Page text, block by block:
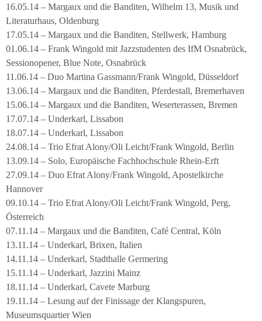
16.05.14 – Margaux und die Banditen, Wilhelm 13, Musik und
Literaturhaus, Oldenburg
17.05.14 – Margaux und die Banditen, Stellwerk, Hamburg
01.06.14 – Frank Wingold mit Jazzstudenten des IfM Osnabrück,
Sessionopener, Blue Note, Osnabrück
11.06.14 – Duo Martina Gassmann/Frank Wingold, Düsseldorf
13.06.14 – Margaux und die Banditen, Pferdestall, Bremerhaven
15.06.14 – Margaux und die Banditen, Weserterassen, Bremen
17.07.14 – Underkarl, Lissabon
18.07.14 – Underkarl, Lissabon
24.08.14 – Trio Efrat Alony/Oli Leicht/Frank Wingold, Berlin
13.09.14 – Solo, Europäische Fachhochschule Rhein-Erft
27.09.14 – Duo Efrat Alony/Frank Wingold, Apostelkirche
Hannover
09.10.14 – Trio Efrat Alony/Oli Leicht/Frank Wingold, Perg,
Österreich
07.11.14 – Margaux und die Banditen, Café Central, Köln
13.11.14 – Underkarl, Brixen, Italien
14.11.14 – Underkarl, Stadthalle Germering
15.11.14 – Underkarl, Jazzini Mainz
18.11.14 – Underkarl, Cavete Marburg
19.11.14 – Lesung auf der Finissage der Klangspuren,
Museumsquartier Wien